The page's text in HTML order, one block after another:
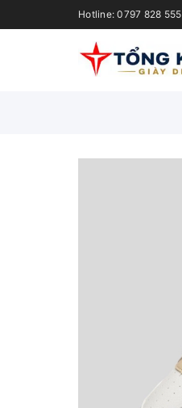
Hotline:0797 828 555